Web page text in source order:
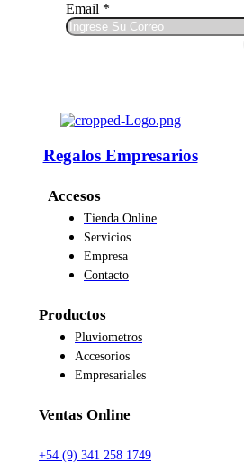
Email *
Regalos Empresarios
Accesos
Tienda Online
Servicios
Empresa
Contacto
Productos
Pluviometros
Accesorios
Empresariales
Ventas Online
+54 (9) 341 258 1749